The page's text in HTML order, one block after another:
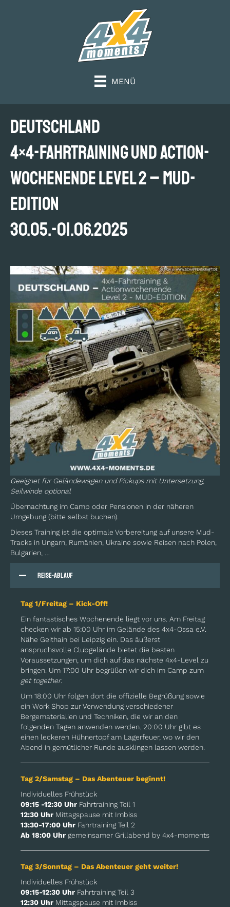
MENÜ
DEUTSCHLAND
4×4-Fahrtraining und Action-
Wochenende Level 2 – MUD-
Edition
30.05.-01.06.2025
Übernachtung im Camp oder Pensionen in der näheren
Umgebung (bitte selbst buchen).
Dieses Training ist die optimale Vorbereitung auf unsere Mud-
Tracks in Ungarn, Rumänien, Ukraine sowie Reisen nach Polen,
Bulgarien, …
Reise-Ablauf
Tag 1/Freitag – Kick-Off!
Ein fantastisches Wochenende liegt vor uns. Am Freitag
checken wir ab 15:00 Uhr im Gelände des 4x4-Ossa e.V.
Nähe Geithain bei Leipzig ein. Das äußerst
anspruchsvolle Clubgelände bietet die besten
Voraussetzungen, um dich auf das nächste 4x4-Level zu
bringen. Um 17:00 Uhr begrüßen wir dich im Camp zum
get together.
Um 18:00 Uhr folgen dort die offizielle Begrüßung sowie
ein Work Shop zur Verwendung verschiedener
Bergematerialien und Techniken, die wir an den
folgenden Tagen anwenden werden. 20:00 Uhr gibt es
einen leckeren Hühnertopf am Lagerfeuer, wo wir den
Abend in gemütlicher Runde ausklingen lassen werden.
Tag 2/Samstag – Das Abenteuer beginnt!
Individuelles Frühstück
09:15 -12:30 Uhr Fahrtraining Teil 1
12:30 Uhr Mittagspause mit Imbiss
13:30-17:00 Uhr Fahrtraining Teil 2
Ab 18:00 Uhr gemeinsamer Grillabend by 4x4-moments
Tag 3/Sonntag – Das Abenteuer geht weiter!
Individuelles Frühstück
09:15-12:30 Uhr Fahrtraining Teil 3
12:30 Uhr Mittagspause mit Imbiss
Geeignet für Geländewagen und Pickups mit Untersetzung,
Seilwinde optional